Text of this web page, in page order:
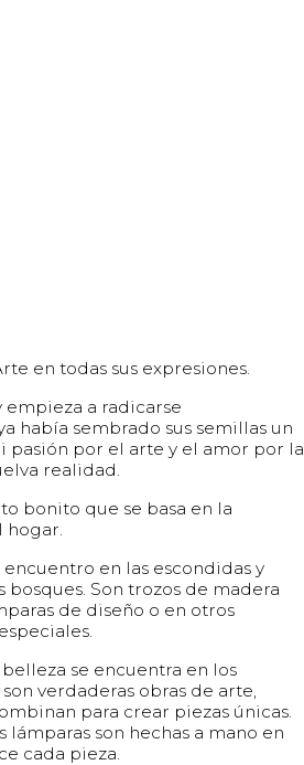
en todas sus expresiones.
empieza a radicarse
había sembrado sus semillas un
pasión por el arte y el amor por la
realidad.
bonito que se basa en la
hogar.
en las escondidas y
bosques. Son trozos de madera
de diseño o en otros
se encuentra en los
verdaderas obras de arte,
para crear piezas únicas.
son hechas a mano en
cada pieza.